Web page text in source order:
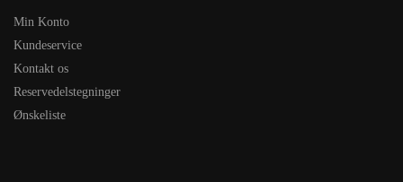
Min Konto
Kundeservice
Kontakt os
Reservedelstegninger
Ønskeliste